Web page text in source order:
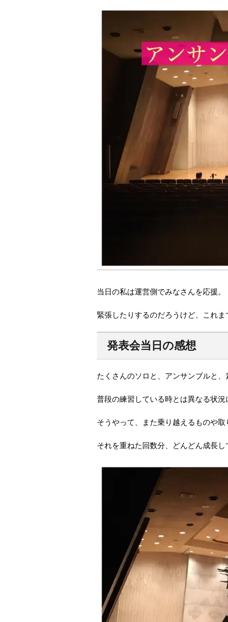
当日の私は運営側でみなさんを応援。
緊張したりするのだろうけど、これ
発表会当日の感想
たくさんのソロと、アンサンブルと
普段の練習している時とは異なる状
そうやって、また乗り越えるものや取
それを重ねた回数分、どんどん成長し